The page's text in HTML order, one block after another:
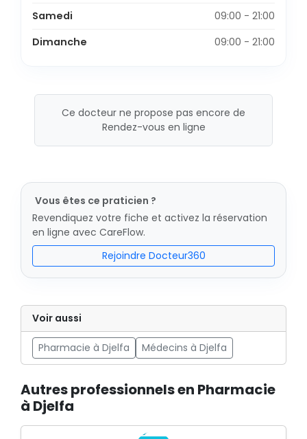
Samedi
09:00 - 21:00
Dimanche
09:00 - 21:00
Ce docteur ne propose pas encore de
Rendez-vous en ligne
Vous êtes ce praticien ?
Revendiquez votre fiche et activez la réservation
en ligne avec CareFlow.
Rejoindre Docteur360
Voir aussi
Pharmacie à Djelfa Médecins à Djelfa
Autres professionnels en Pharmacie
à Djelfa